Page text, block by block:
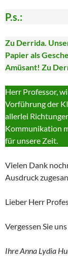
P.s.:
Zu Derrida.
Papier als
Amüsant! Zu
Herr Professor,
Vorführung der
allerlei
Kommunikation
für unsere Zeit.
Vielen Dank
Ausdruck
Lieber Herr
Vergessen Sie
Ihre Anna Lydia